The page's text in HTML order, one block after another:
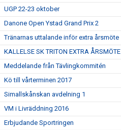
UGP 22-23 oktober
Danone Open Ystad Grand Prix 2
Tränarnas uttalande inför extra årsmöte
KALLELSE SK TRITON EXTRA ÅRSMÖTE
Meddelande från Tävlingkommitén
Kö till vårterminen 2017
Simallskånskan avdelning 1
VM i Livräddning 2016
Erbjudande Sportringen